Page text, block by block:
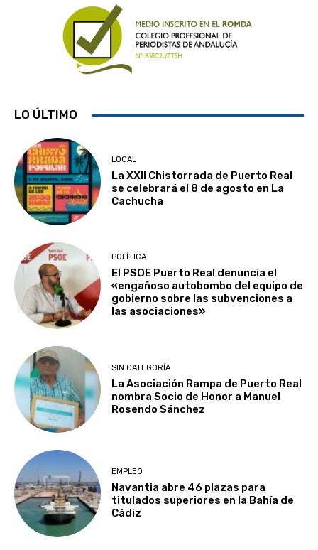
LO ÚLTIMO
LOCAL
La XXII Chistorrada de Puerto Real
se celebrará el 8 de agosto en La
Cachucha
POLÍTICA
El PSOE Puerto Real denuncia el
«engañoso autobombo del equipo de
gobierno sobre las subvenciones a
las asociaciones»
SIN CATEGORÍA
La Asociación Rampa de Puerto Real
nombra Socio de Honor a Manuel
Rosendo Sánchez
EMPLEO
Navantia abre 46 plazas para
titulados superiores en la Bahía de
Cádiz